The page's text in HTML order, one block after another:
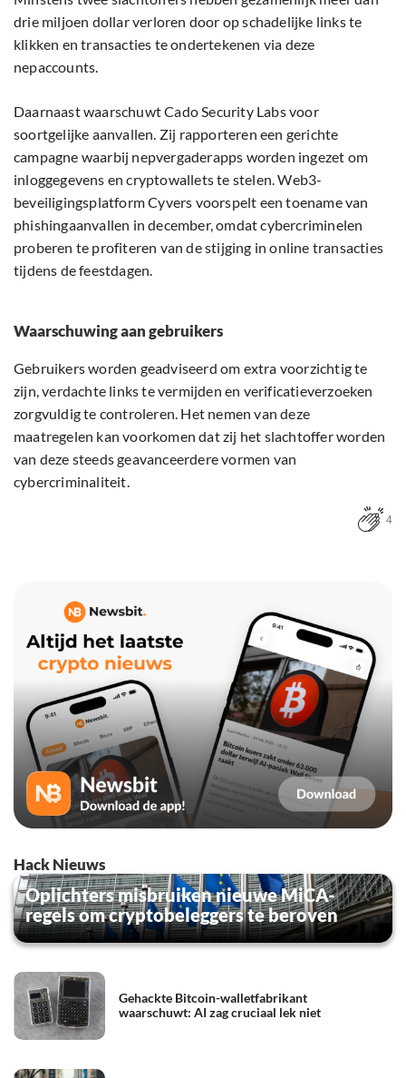
drie miljoen dollar verloren door op schadelijke links te
klikken en transacties te ondertekenen via deze
nepaccounts.
Daarnaast waarschuwt Cado Security Labs voor
soortgelijke aanvallen. Zij rapporteren een gerichte
campagne waarbij nepvergaderapps worden ingezet om
inloggegevens en cryptowallets te stelen. Web3-
beveiligingsplatform Cyvers voorspelt een toename van
phishingaanvallen in december, omdat cybercriminelen
proberen te profiteren van de stijging in online transacties
tijdens de feestdagen.
Waarschuwing aan gebruikers
Gebruikers worden geadviseerd om extra voorzichtig te
zijn, verdachte links te vermijden en verificatieverzoeken
zorgvuldig te controleren. Het nemen van deze
maatregelen kan voorkomen dat zij het slachtoffer worden
van deze steeds geavanceerdere vormen van
cybercriminaliteit.
4
Hack Nieuws
Oplichters misbruiken nieuwe MiCA-
regels om cryptobeleggers te beroven
Gehackte Bitcoin-walletfabrikant
waarschuwt: AI zag cruciaal lek niet